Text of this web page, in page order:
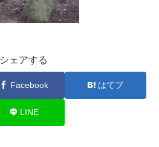
シェアする
Facebook はてブ
LINE